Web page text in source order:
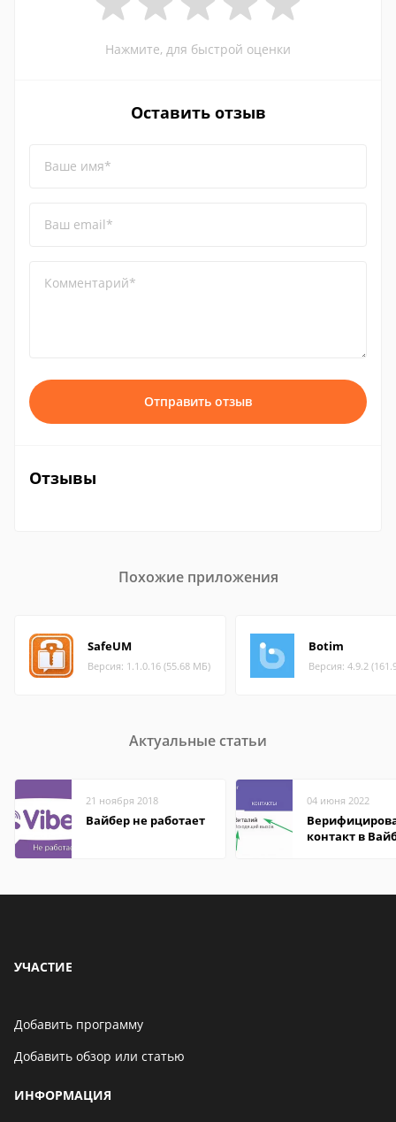
Нажмите, для быстрой оценки
Оставить отзыв
Ваше имя*
Ваш email*
Комментарий*
Отправить отзыв
Отзывы
Похожие приложения
SafeUM
Версия: 1.1.0.16 (55.68 МБ)
Botim
Версия: 4.9.2
Актуальные статьи
21 ноября 2018
Вайбер не работает
04 июня 2022
контакт в
УЧАСТИЕ
Добавить программу
Добавить обзор или статью
ИНФОРМАЦИЯ